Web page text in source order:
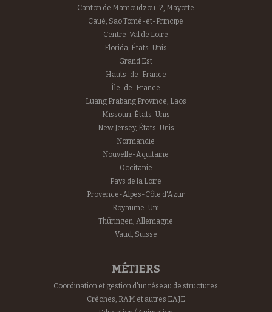
Canton de Mamoudzou-2, Mayotte
Caué, Sao Tomé-et-Principe
Centre-Val de Loire
Florida, États-Unis
Grand Est
Hauts-de-France
Île-de-France
Luang Prabang Province, Laos
Missouri, États-Unis
New Jersey, États-Unis
Normandie
Nouvelle-Aquitaine
Occitanie
Pays de la Loire
Provence-Alpes-Côte d'Azur
Royaume-Uni
Thüringen, Allemagne
Vaud, Suisse
MÉTIERS
Coordination et gestion d'un réseau de structures
Crèches, RAM et autres EAJE